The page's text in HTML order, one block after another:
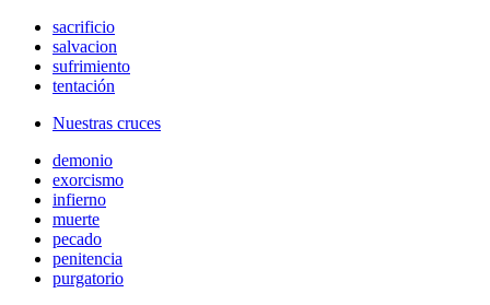
sacrificio
salvacion
sufrimiento
tentación
Nuestras cruces
demonio
exorcismo
infierno
muerte
pecado
penitencia
purgatorio